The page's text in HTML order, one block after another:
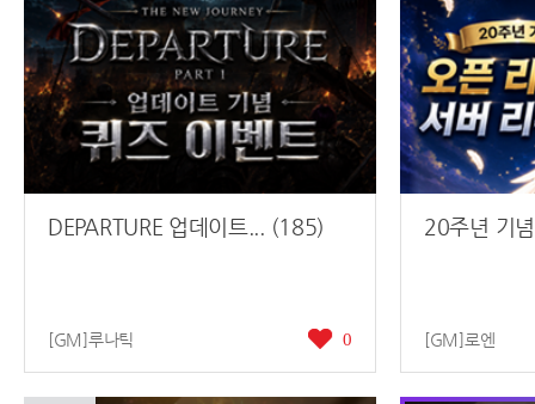
DEPARTURE 업데이트... (185)
[GM]루나틱 0
20주년 기
[GM]로엔